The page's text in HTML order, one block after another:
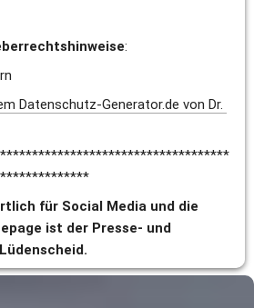
:
Datenschutz-Generator.de von Dr.
für Social Media und die
ist der Presse- und